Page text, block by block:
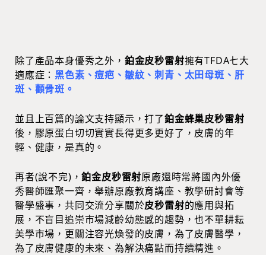
除了產品本身優秀之外， 鉑金皮秒雷射擁有TFDA七大
適應症：黑色素、痘疤、皺紋、刺青、太田母斑、肝
斑、顴骨斑。
並且上百篇的論文支持顯示，打了鉑金蜂巢皮秒雷射
後，膠原蛋白切切實實長得更多更好了，皮膚的年
輕、健康，是真的。
再者(說不完)，鉑金皮秒雷射原廠還時常將國內外優
秀醫師匯聚一齊，舉辦原廠教育講座、教學研討會等
醫學盛事，共同交流分享關於皮秒雷射的應用與拓
展，不盲目追崇市場減齡幼態感的趨勢，也不單耕耘
美學市場，更關注容光煥發的皮膚，為了皮膚醫學，
為了皮膚健康的未來、為解決痛點而持續精進。